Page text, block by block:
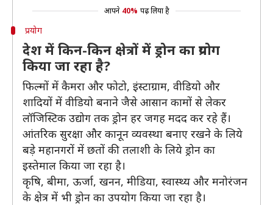
आपने 40% पढ़ लिया है
प्रयोग
देश में किन-किन क्षेत्रों में ड्रोन का प्रयोग
किया जा रहा है?
फिल्मों में कैमरा और फोटो, इंस्टाग्राम, वीडियो और
शादियों में वीडियो बनाने जैसे आसान कामों से लेकर
लॉजिस्टिक उद्योग तक ड्रोन हर जगह मदद कर रहे हैं।
आंतरिक सुरक्षा और कानून व्यवस्था बनाए रखने के लिये
बड़े महानगरों में छतों की तलाशी के लिये ड्रोन का
इस्तेमाल किया जा रहा है।
कृषि, बीमा, ऊर्जा, खनन, मीडिया, स्वास्थ्य और मनोरंजन
के क्षेत्र में भी ड्रोन का उपयोग किया जा रहा है।